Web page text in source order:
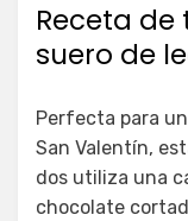
Receta de
suero de
Perfecta para
San Valentín,
dos utiliza una
chocolate